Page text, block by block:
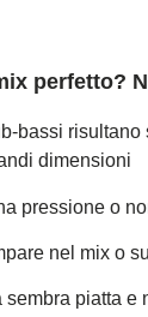
perfetto?
bassi
dimensioni
pressione o
nel mix o
sembra piatta e